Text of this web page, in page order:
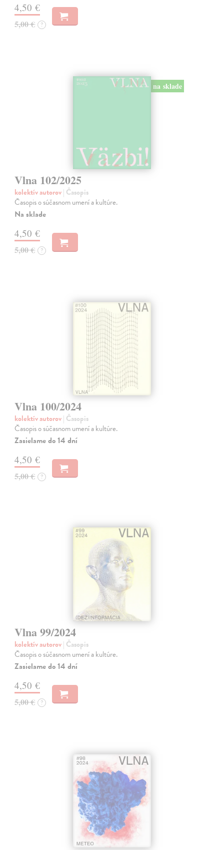
4,50 €
5,00 € ?
na sklade
Vlna 102/2025
kolektív autorov| Časopis
Časopis o súčasnom umení a kultúre.
Na sklade
4,50 €
5,00 € ?
Vlna 100/2024
kolektív autorov| Časopis
Časopis o súčasnom umení a kultúre.
Zasielame do 14 dní
4,50 €
5,00 € ?
Vlna 99/2024
kolektív autorov| Časopis
Časopis o súčasnom umení a kultúre.
Zasielame do 14 dní
4,50 €
5,00 € ?